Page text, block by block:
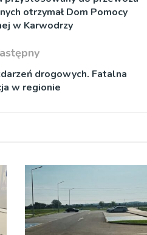
otrzymał Dom Pomocy
w Karwodrzy
drogowych. Fatalna
w regionie